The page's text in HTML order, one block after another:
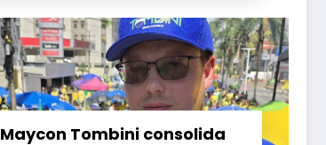
Maycon Tombini consolida